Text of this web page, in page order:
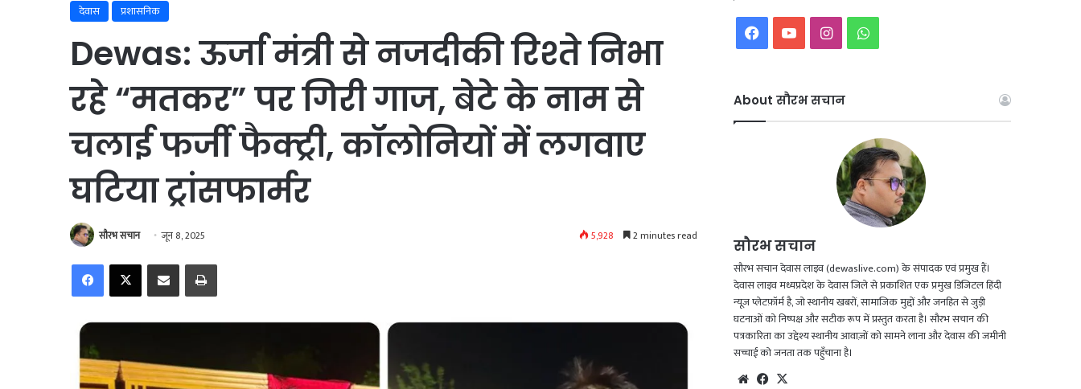
देवास
प्रशासनिक
Dewas: ऊर्जा मंत्री से नजदीकी रिश्ते निभा
रहे “मतकर” पर गिरी गाज, बेटे के नाम से
चलाई फर्जी फैक्ट्री, कॉलोनियों में लगवाए
घटिया ट्रांसफार्मर
सौरभ सचान जून 8, 2025 5,928 2 minutes read
FacebookX Share via Email Print
FacebookYouTubeInstagramWhatsApp
About सौरभ सचान
सौरभ सचान
सौरभ सचान देवास लाइव (dewaslive.com) के संपादक एवं प्रमुख हैं।
देवास लाइव मध्यप्रदेश के देवास जिले से प्रकाशित एक प्रमुख डिजिटल हिंदी
न्यूज़ प्लेटफ़ॉर्म है, जो स्थानीय खबरों, सामाजिक मुद्दों और जनहित से जुड़ी
घटनाओं को निष्पक्ष और सटीक रूप में प्रस्तुत करता है। सौरभ सचान की
पत्रकारिता का उद्देश्य स्थानीय आवाज़ों को सामने लाना और देवास की जमीनी
सच्चाई को जनता तक पहुँचाना है।
WebsiteFacebook